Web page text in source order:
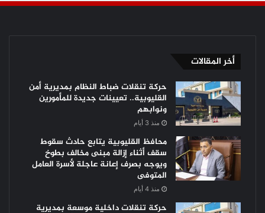
أخر المقالات
حركة تنقلات ضباط النظام بمديرية أمن
القليوبية.. تعيينات جديدة للمأمورين
ونوابهم
منذ 3 أيام
محافظ القليوبية يتابع حادث سقوط
سقف أثناء إزالة مبنى مخالف بطوخ
ويوجه بصرف إعانة عاجلة لأسرة العامل
المتوفى
منذ 4 أيام
حركة تنقلات داخلية موسعة بمديرية